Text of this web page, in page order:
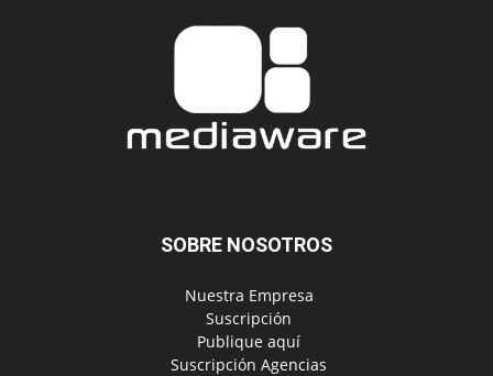
SOBRE NOSOTROS
‎ Nuestra Empresa
‎ Suscripción
‎ Publique aquí
‎ Suscripción Agencias